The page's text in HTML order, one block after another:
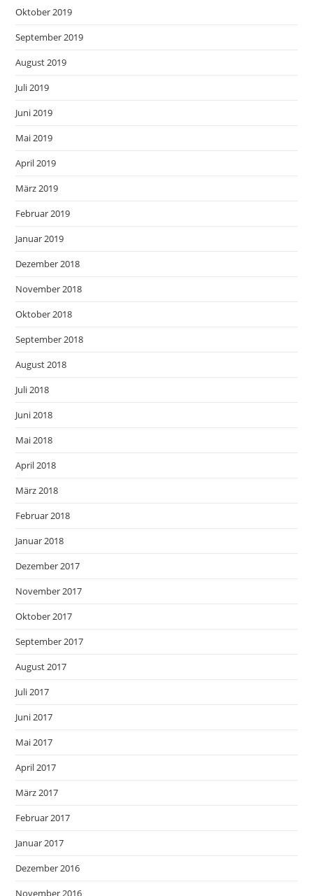
Oktober 2019
September 2019
August 2019
Juli 2019
Juni 2019
Mai 2019
April 2019
März 2019
Februar 2019
Januar 2019
Dezember 2018
November 2018
Oktober 2018
September 2018
August 2018
Juli 2018
Juni 2018
Mai 2018
April 2018
März 2018
Februar 2018
Januar 2018
Dezember 2017
November 2017
Oktober 2017
September 2017
August 2017
Juli 2017
Juni 2017
Mai 2017
April 2017
März 2017
Februar 2017
Januar 2017
Dezember 2016
November 2016